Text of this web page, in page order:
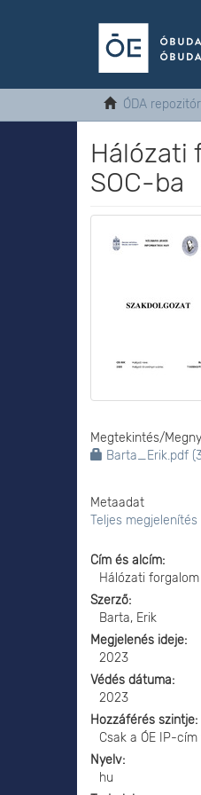
ÓDA
Hálózati
SOC-ba
Megtekintés/
Barta_Erik.pdf
Metaadat
Teljes megjelenítés
Cím és alcím
Hálózati
Szerző
Barta, Erik
Megjelenés ideje
2023
Védés dátuma
2023
Hozzáférés szintje
Csak a ÓE IP-
Nyelv
hu